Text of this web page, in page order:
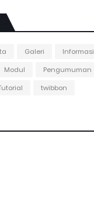
Galeri Informasi
Modul Pengumuman
twibbon